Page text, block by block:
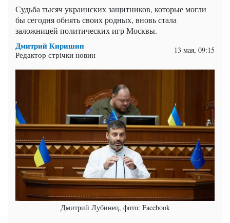
Судьба тысяч украинских защитников, которые могли
бы сегодня обнять своих родных, вновь стала
заложницей политических игр Москвы.
Дмитрий Киришин
Редактор стрічки новин 13 мая, 09:15
Дмитрий Лубинец, фото: Facebook